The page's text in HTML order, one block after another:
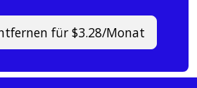
für $3.28/Monat